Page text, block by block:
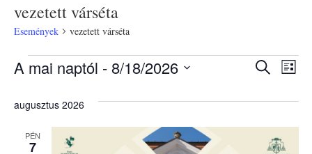
vezetett várséta
Események vezetett várséta
és
Keresett
Lista
A mai naptól - 8/18/2026
augusztus 2026
PÉN
7